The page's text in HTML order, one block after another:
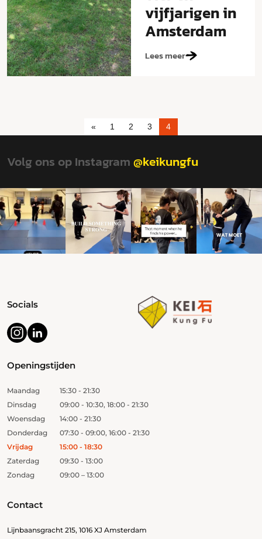
vijfjarigen in
Amsterdam
Lees meer
« 1 2 3 4
Volg ons op Instagram@keikungfu
Contact
Lijnbaansgracht 215, 1016 XJ Amsterdam
Openingstijden
Maandag
15:30 - 21:30
Dinsdag
09:00 - 10:30, 18:00 - 21:30
Woensdag
14:00 - 21:30
Donderdag
07:30 - 09:00, 16:00 - 21:30
Vrijdag
15:00 - 18:30
Zaterdag
09:30 - 13:00
Zondag
09:00 – 13:00
Socials